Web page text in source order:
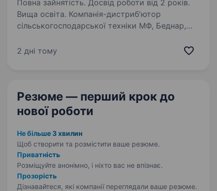
Повна зайнятість. Досвід роботи від 2 років.
Вища освіта. Компанія-дистриб'ютор
сільськогосподарської техніки МФ, Беднар,
та амбіційних фахівців на посаду Менеджера
2 дні тому
Резюме — перший крок до
нової роботи
Не більше 3 хвилин
Щоб створити та розмістити ваше резюме.
Приватність
Розміщуйте анонімно, і ніхто вас не впізнає.
Прозорість
Дізнавайтеся, які компанії переглядали ваше резюме.